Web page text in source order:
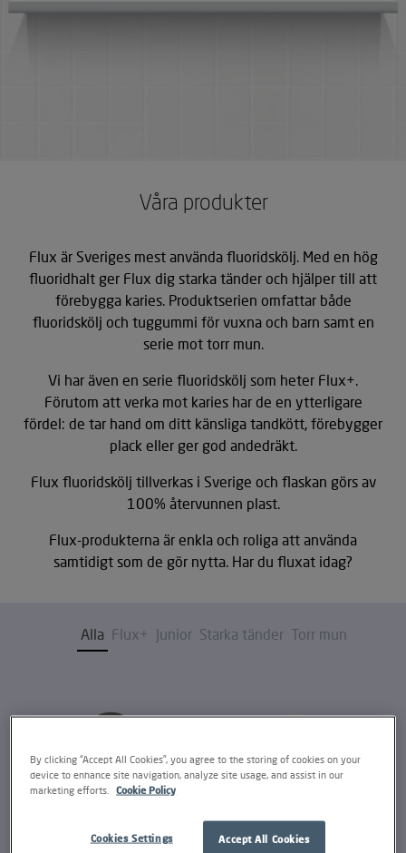
Våra produkter
Flux är Sveriges mest använda fluoridskölj. Med en hög
fluoridhalt ger Flux dig starka tänder och hjälper till att
förebygga karies. Produktserien omfattar både
fluoridskölj och tuggummi för vuxna och barn samt en
serie mot torr mun.
Vi har även en serie fluoridskölj som heter Flux+.
Förutom att verka mot karies har de en ytterligare
fördel: de tar hand om ditt känsliga tandkött, förebygger
plack eller ger god andedräkt.
Flux fluoridskölj tillverkas i Sverige och flaskan görs av
100% återvunnen plast.
Flux-produkterna är enkla och roliga att använda
samtidigt som de gör nytta. Har du fluxat idag?
Alla Flux+ Junior Starka tänder Torr mun
By clicking “Accept All Cookies”, you agree to the storing of cookies on your
device to enhance site navigation, analyze site usage, and assist in our
marketing efforts.
Cookie Policy
Accept All Cookies
Cookies Settings